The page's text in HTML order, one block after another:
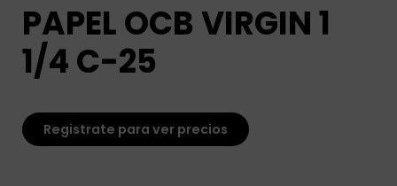
PAPEL OCB VIRGIN 1
1/4 C-25
Registrate para ver precios